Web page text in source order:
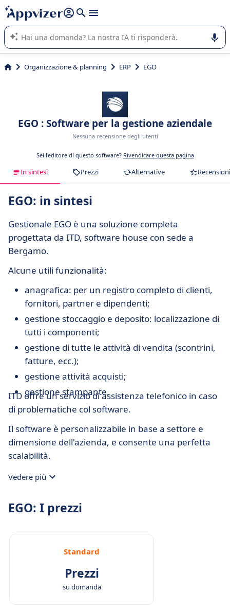
righe con
shift + enter
L'IA di Appvizer vi guida nell'utilizzo o nella scelta di un
software SaaS per la vostra azienda.
Organizzazione & planning ERP EGO
EGO : Software per la gestione aziendale
Nessuna recensione degli utenti
Sei l'editore di questo software? Rivendicare questa pagina
In sintesi Prezzi Alternative Recensioni
EGO: in sintesi
Gestionale EGO è una soluzione completa
progettata da ITD, software house con sede a
Bergamo.
Alcune utili funzionalità:
anagrafica: per un registro completo di clienti,
fornitori, partner e dipendenti;
gestione stoccaggio e deposito: localizzazione di
tutti i componenti;
gestione di tutte le attività di vendita (scontrini,
fatture, ecc.);
gestione attività acquisti;
gestione stampante.
ITD offre un servizio di assistenza telefonico in caso
di problematiche col software.
Il software è personalizzabile in base a settore e
dimensione dell'azienda, e consente una perfetta
scalabilità.
Vedere più
EGO: I prezzi
Standard
Prezzi
su domanda